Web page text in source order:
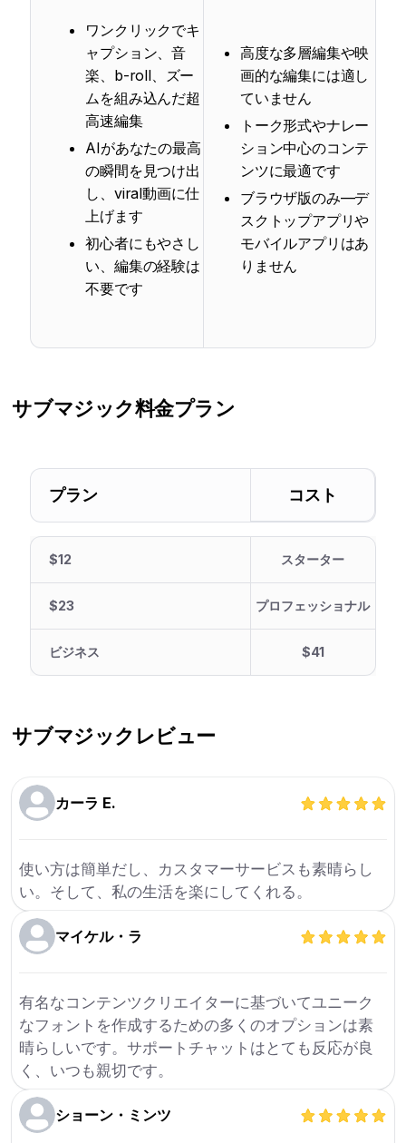
ワンクリックでキ
ャプション、音
楽、b-roll、ズー
ムを組み込んだ超
高速編集
AIがあなたの最高
の瞬間を見つけ出
し、viral動画に仕
上げます
初心者にもやさし
い、編集の経験は
不要です
高度な多層編集や映
画的な編集には適し
ていません
トーク形式やナレー
ション中心のコンテ
ンツに最適です
ブラウザ版のみ—デ
スクトップアプリや
モバイルアプリはあ
りません
サブマジック料金プラン
プラン コスト
$12 スターター
$23 プロフェッショナル
ビジネス $41
サブマジック レビュー
カーラ E.
使い方は簡単だし、カスタマーサービスも素晴らし
い。そして、私の生活を楽にしてくれる。
マイケル・ラ
有名なコンテンツクリエイターに基づいてユニーク
なフォントを作成するための多くのオプションは素
晴らしいです。サポートチャットはとても反応が良
く、いつも親切です。
ショーン・ミンツ